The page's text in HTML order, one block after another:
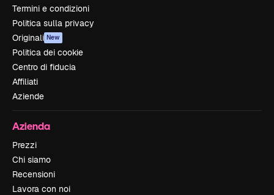
Termini e condizioni
Politica sulla privacy
Originali New
Politica dei cookie
Centro di fiducia
Affiliati
Aziende
Azienda
Prezzi
Chi siamo
Recensioni
Lavora con noi